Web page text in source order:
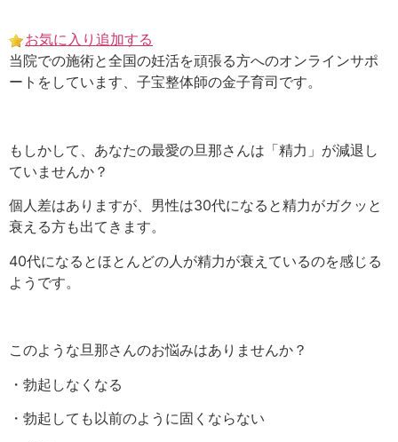
content
お気に入り追加する
当院での施術と全国の妊活を頑張る方へのオンラインサポ
ートをしています、子宝整体師の金子育司です。
もしかして、あなたの最愛の旦那さんは「精力」が減退し
ていませんか？
個人差はありますが、男性は30代になると精力がガクッと
衰える方も出てきます。
40代になるとほとんどの人が精力が衰えているのを感じる
ようです。
このような旦那さんのお悩みはありませんか？
・勃起しなくなる
・勃起しても以前のように固くならない